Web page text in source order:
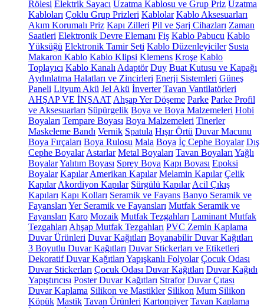
Rölesi Elektrik Sayacı Uzatma Kablosu ve Grup Priz Uzatma
Kabloları Çoklu Grup Prizleri Kablolar Kablo Aksesuarları
Akım Korumalı Priz Kapı Zilleri Pil ve Şarj Cihazları Zaman
Saatleri Elektronik Devre Elemanı Fiş Kablo Pabucu Kablo
Yüksüğü Elektronik Tamir Seti Kablo Düzenleyiciler Susta
Makaron Kablo Kablo Klipsi Klemens Kroşe Kablo
Toplayıcı Kablo Kanalı Adaptör Duy Buat Kutusu ve Kapağı
Aydınlatma Halatları ve Zincirleri Enerji Sistemleri Güneş
Paneli Lityum Akü Jel Akü İnverter Tavan Vantilatörleri
AHŞAP VE İNŞAAT Ahşap Yer Döşeme Parke Parke Profil
ve Aksesuarları Süpürgelik Boya ve Boya Malzemeleri Hobi
Boyaları Tempare Boyası Boya Malzemeleri Tinerler
Maskeleme Bandı Vernik Spatula Hışır Örtü Duvar Macunu
Boya Fırçaları Boya Rulosu Mala Boya İç Cephe Boyalar Dış
Cephe Boyalar Astarlar Metal Boyaları Tavan Boyaları Yağlı
BoyalarYalıtım Boyası Sprey Boya Kapı Boyası Epoksi
Boyalar Kapılar Amerikan Kapılar Melamin Kapılar Çelik
Kapılar Akordiyon Kapılar Sürgülü Kapılar Acil Çıkış
Kapıları Kapı Kolları Seramik ve Fayans Banyo Seramik ve
Fayansları Yer Seramik ve Fayansları Mutfak Seramik ve
Fayansları Karo Mozaik Mutfak Tezgahları Laminant Mutfak
Tezgahları Ahşap Mutfak Tezgahları PVC Zemin Kaplama
Duvar Ürünleri Duvar Kağıtları Boyanabilir Duvar Kağıtları
3 Boyutlu Duvar Kağıtları Duvar Stickerları ve Etiketleri
Dekoratif Duvar Kağıtları Yapışkanlı Folyolar Çocuk Odası
Duvar Stickerları Çocuk Odası Duvar Kağıtları Duvar Kağıdı
Yapıştırıcısı Poster Duvar Kağıtları Strafor Duvar Çıtası
Duvar Kaplama Silikon ve Mastikler Silikon Mum Silikon
Köpük Mastik Tavan Ürünleri Kartonpiyer Tavan Kaplama